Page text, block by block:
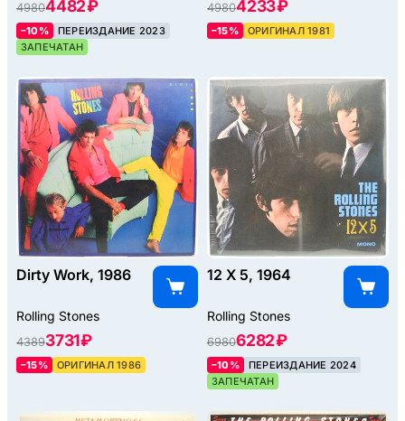
49804482 ₽
–10%
ПЕРЕИЗДАНИЕ 2023
ЗАПЕЧАТАН
49804233 ₽
–15% ОРИГИНАЛ 1981
Dirty Work, 1986
Rolling Stones
43893731 ₽
–15% ОРИГИНАЛ 1986
12 X 5, 1964
Rolling Stones
69806282 ₽
–10%
ПЕРЕИЗДАНИЕ 2024
ЗАПЕЧАТАН